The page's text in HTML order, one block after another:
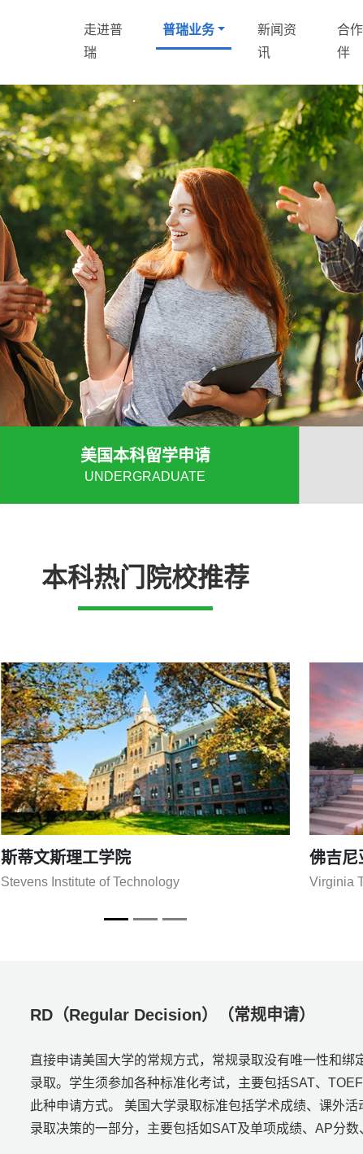
走进普
瑞
普瑞业务
新闻资
讯
合
伴
美国本科留学申请
UNDERGRADUATE
本科热门院校推荐
克拉克大学
Clark University
特拉华
RD（Regular Decision）（常规申请）
直接申请美国大学的常规方式，常规录取没有唯一性和绑
录取。学生须参加各种标准化考试，主要包括SAT、
此种申请方式。 美国大学录取标准包括学术成绩、课外
录取决策的一部分，主要包括如SAT及单项成绩、AP分数